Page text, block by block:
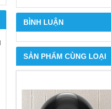
BÌNH LUẬN
SẢN PHẨM CÙNG LOẠI